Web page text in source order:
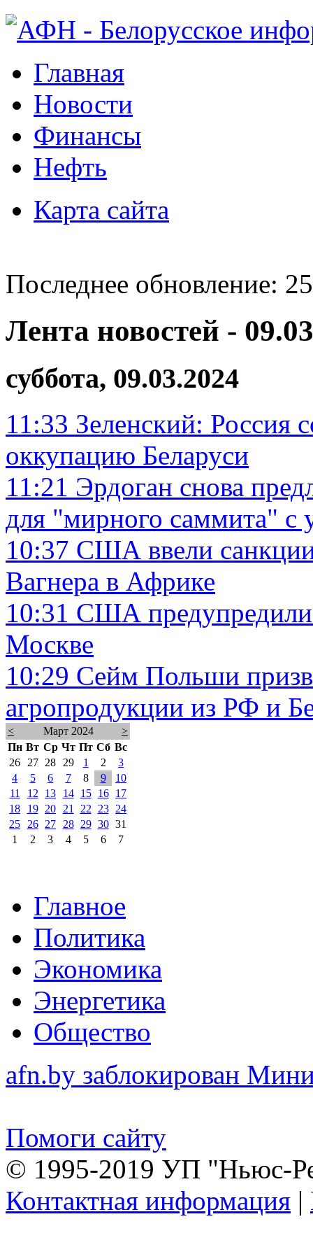
Главная
Новости
Финансы
Нефть
Карта сайта
Последнее обновление:
Лента новостей -
суббота, 09.03.2024
11:33 Зеленский: Россия
оккупацию Беларуси
11:21 Эрдоган снова
для "мирного саммита" с
10:37 США ввели
Вагнера в Африке
10:31 США предупредили
Москве
10:29 Сейм Польши
агропродукции из РФ и
< Март 2024
>
Пн Вт Ср Чт Пт Сб Вс
26
27 28 29 1 2
3
4
5 6 7 8 9
10
11
12 13 14 15 16
17
18
19 20 21 22 23
24
25
26 27 28 29 30 31
1
2 3 4 5 6 7
Главное
Политика
Экономика
Энергетика
Общество
afn.by заблокирован
Помоги сайту
© 1995-2019 УП "Ньюс-
Контактная информация |